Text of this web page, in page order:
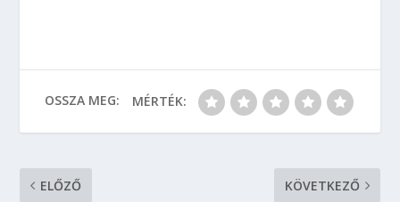
OSSZA MEG: MÉRTÉK:
ELŐZŐ KÖVETKEZŐ